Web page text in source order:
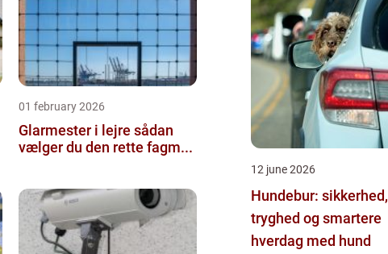
01 february 2026
Glarmester i lejre sådan
vælger du den rette fagm...
12 june 2026
Hundebur: sikkerhed,
tryghed og smartere
hverdag med hund